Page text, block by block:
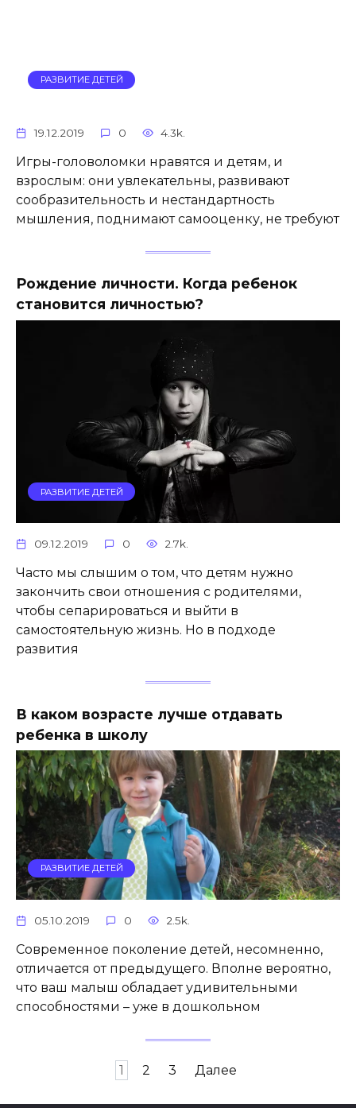
РАЗВИТИЕ ДЕТЕЙ
19.12.2019 0 4.3k.
Игры-головоломки нравятся и детям, и
взрослым: они увлекательны, развивают
сообразительность и нестандартность
мышления, поднимают самооценку, не требуют
Рождение личности. Когда ребенок
становится личностью?
РАЗВИТИЕ ДЕТЕЙ
09.12.2019 0 2.7k.
Часто мы слышим о том, что детям нужно
закончить свои отношения с родителями,
чтобы сепарироваться и выйти в
самостоятельную жизнь. Но в подходе
развития
В каком возрасте лучше отдавать
ребенка в школу
РАЗВИТИЕ ДЕТЕЙ
05.10.2019 0 2.5k.
Современное поколение детей, несомненно,
отличается от предыдущего. Вполне вероятно,
что ваш малыш обладает удивительными
способностями – уже в дошкольном
1 2 3 Далее